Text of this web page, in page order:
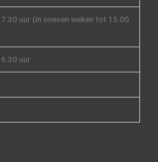
uur (in oneven weken tot 15.00
uur